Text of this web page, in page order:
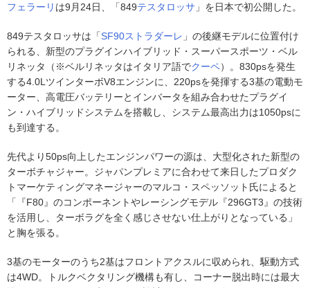
フェラーリ は9月24日、「849テスタロッサ 」を日本で初公開した。
849テスタロッサは「SF90ストラダーレ 」の後継モデルに位置付け
られる、新型のプラグインハイブリッド・スーパースポーツ・ベル
リネッタ（※ベルリネッタはイタリア語でクーペ）。830psを発生
する4.0LツインターボV8エンジンに、220psを発揮する3基の電動モ
ーター、高電圧バッテリーとインバータを組み合わせたプラグイ
ン・ハイブリッドシステムを搭載し、システム最高出力は1050psに
も到達する。
先代より50ps向上したエンジンパワーの源は、大型化された新型の
ターボチャジャー。ジャパンプレミアに合わせて来日したプロダク
トマーケティングマネージャーのマルコ・スペッソット氏によると
「『F80』のコンポーネントやレーシングモデル『296GT3』の技術
を活用し、ターボラグを全く感じさせない仕上がりとなっている」
と胸を張る。
3基のモーターのうち2基はフロントアクスルに収められ、駆動方式
は4WD。トルクベクタリング機構も有し、コーナー脱出時には最大